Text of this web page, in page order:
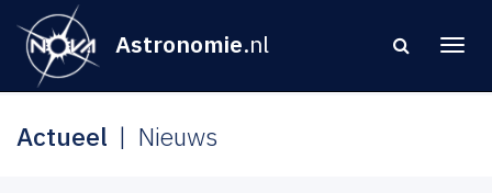
Astronomie.nl
Actueel Nieuws